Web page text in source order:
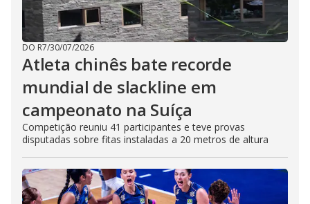
DO R7/30/07/2026
Atleta chinês bate recorde
mundial de slackline em
campeonato na Suíça
Competição reuniu 41 participantes e teve provas
disputadas sobre fitas instaladas a 20 metros de altura